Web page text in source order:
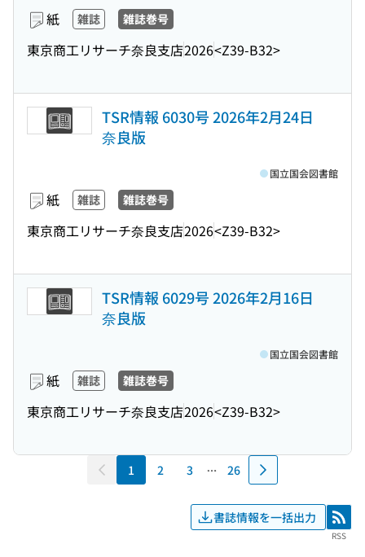
紙 雑誌 雑誌巻号
東京商工リサーチ奈良支店2026<Z39-B32>
TSR情報 6030号 2026年2月24日
奈良版
紙 雑誌 雑誌巻号
東京商工リサーチ奈良支店2026<Z39-B32>
国立国会図書館
TSR情報 6029号 2026年2月16日
奈良版
紙 雑誌 雑誌巻号
東京商工リサーチ奈良支店2026<Z39-B32>
国立国会図書館
1 2 3 26
書誌情報を一括出力 RSS
RSS